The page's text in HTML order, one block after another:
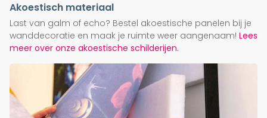
Akoestisch materiaal
Last van galm of echo? Bestel akoestische panelen bij je
wanddecoratie en maak je ruimte weer aangenaam! Lees
meer over onze akoestische schilderijen.